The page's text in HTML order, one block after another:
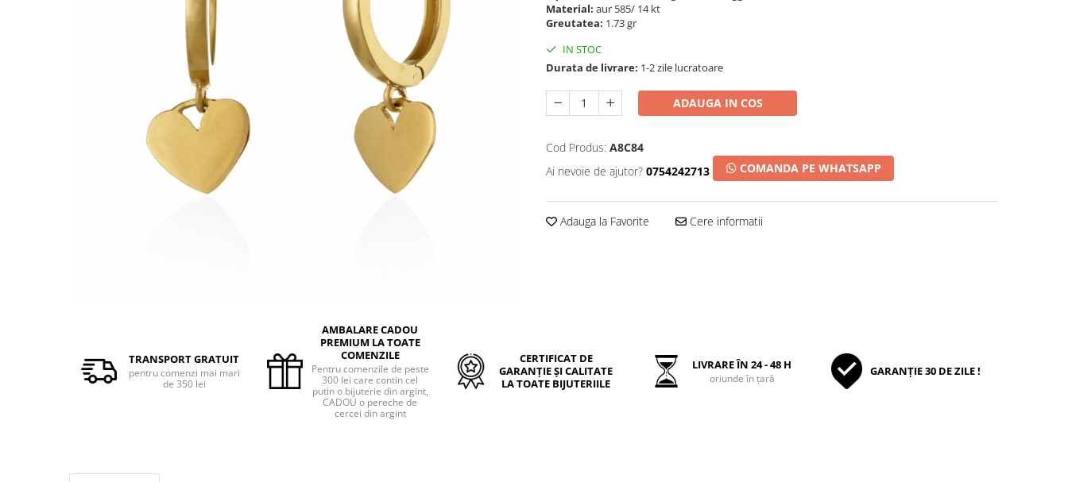
Material: aur 585/ 14 kt
Greutatea: 1.73 gr
IN STOC
Durata de livrare: 1-2 zile lucratoare
ADAUGA IN COS
Cod Produs: A8C84
Ai nevoie de ajutor? 0754242713 COMANDA PE WHATSAPP
Adauga la Favorite Cere informatii
TRANSPORT GRATUIT
pentru comenzi mai mari
de 350 lei
AMBALARE CADOU
PREMIUM LA TOATE
COMENZILE
Pentru comenzile de peste
300 lei care contin cel
putin o bijuterie din argint,
CADOU o pereche de
cercei din argint
CERTIFICAT DE
GARANȚIE ȘI CALITATE
LA TOATE BIJUTERIILE
LIVRARE ÎN 24 - 48 H
oriunde în țară GARANȚIE 30 DE ZILE !